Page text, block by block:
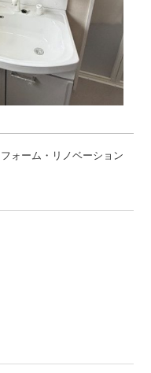
ォーム・リノベーション